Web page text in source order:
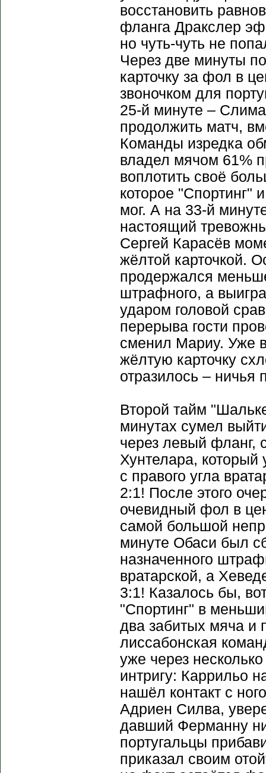
восстановить
фланга Дракслер
но чуть-чуть не
Через две минуты
карточку за фол в
звоночком для
25-й минуте –
продолжить матч,
Команды изредка
владел мячом 61%
воплотить своё
которое "Спортинг"
мог. А на 33-й
настоящий
Сергей Карасёв
жёлтой карточкой.
продержался
штрафного, а
ударом головой
перерыва гости
сменил Мариу. Уже
жёлтую карточку
отразилось – ничья
Второй тайм
минутах сумел
через левый фланг,
Хунтелара, который
с правого угла
2:1! После этого
очевидный фол в
самой большой
минуте Обаси был
назначенного
вратарской, а
3:1! Казалось бы,
"Спортинг" в
два забитых мяча и
лиссабонская
уже через
интригу: Каррильо
нашёл контакт с
Адриен Силва,
давший Ферманну
португальцы
приказал своим